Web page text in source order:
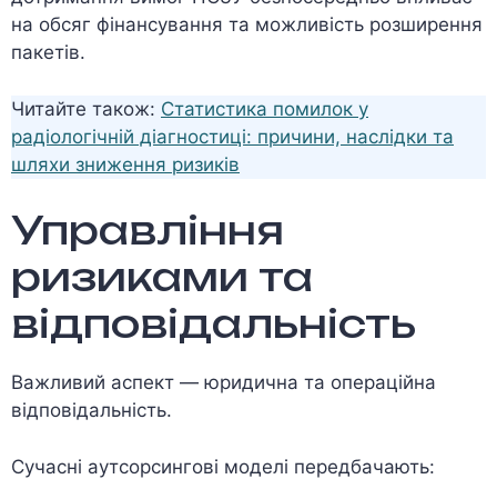
на обсяг фінансування та можливість розширення
пакетів.
Читайте також: Статистика помилок у
радіологічній діагностиці: причини, наслідки та
шляхи зниження ризиків
Управління
ризиками та
відповідальність
Важливий аспект — юридична та операційна
відповідальність.
Сучасні аутсорсингові моделі передбачають: